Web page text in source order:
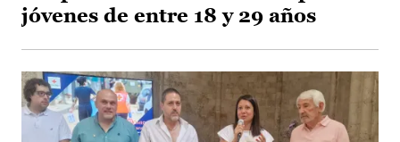
jóvenes de entre 18 y 29 años